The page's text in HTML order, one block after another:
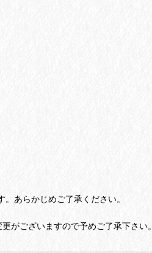
あらかじめご了承ください。
がございますので予めご了承下さい。